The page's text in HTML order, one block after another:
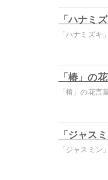
「ハナミ
「ハナミズ
「椿」の
「椿」の花
「ジャス
「ジャスミ